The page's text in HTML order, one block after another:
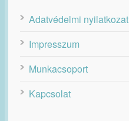
Adatvédelmi nyilatkozat
Impresszum
Munkacsoport
Kapcsolat